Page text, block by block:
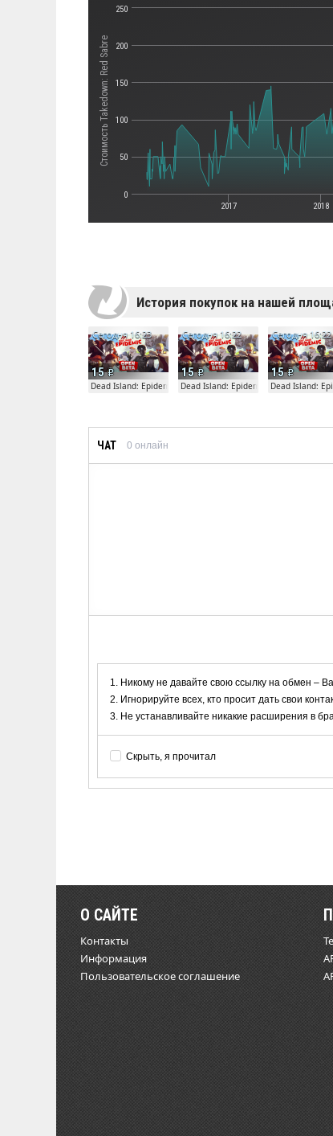
Стоимость Takedown: Red Sabre
2017 2018
0
50
100
150
200
250
История покупок на нашей
15
Сегодня 16:23
Dead Island: Epidemic
15
Сегодня 16:22
Dead Island: Epidemic
15
Сегодня 16:22
Dead Island:
ЧАТ 0 онлайн
Никому не давайте свою ссылку на обмен –
Игнорируйте всех, кто просит дать свои
Не устанавливайте никакие расширения в
Скрыть, я прочитал
О САЙТЕ
Контакты
Информация
Пользовательское соглашение